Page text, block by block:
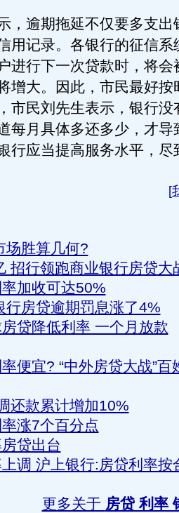
逾期拖延不仅要多支出
用记录。各银行的征信系
进行下一次贷款时，将会
增大。因此，市民最好按
市民刘先生表示，银行没
每月具体多还多少，才导
行应当提高服务水平，尽
[
场胜算几何?
招行领跑商业银行房贷大
加收可达50%
行房贷逾期罚息涨了4%
贷降低利率 一个月放款
便宜? “中外房贷大战”百
还款累计增加10%
涨7个百分点
贷出台
调 沪上银行:房贷利率按
更多关于 房贷 利率